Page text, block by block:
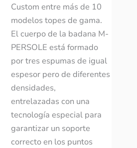
Custom entre más de 10
modelos topes de gama.
El cuerpo de la badana M-
PERSOLE está formado
por tres espumas de igual
espesor pero de diferentes
densidades,
entrelazadas con una
tecnología especial para
garantizar un soporte
correcto en los puntos